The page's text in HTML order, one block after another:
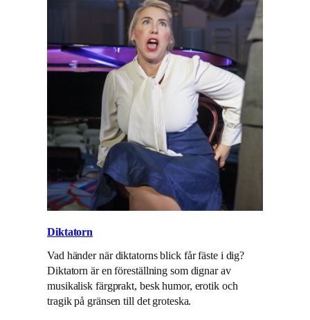
Diktatorn
Vad händer när diktatorns blick får fäste i dig?
Diktatorn är en föreställning som dignar av
musikalisk färgprakt, besk humor, erotik och
tragik på gränsen till det groteska.